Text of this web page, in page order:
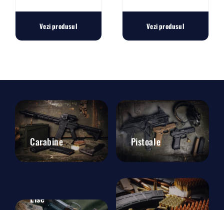
Vezi produsul Vezi produsul
Carabine Pistoale
Lise